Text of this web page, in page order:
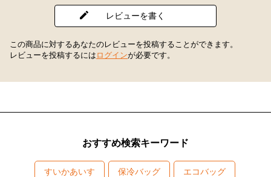
レビューを書く
この商品に対するあなたのレビューを投稿することができます。
レビューを投稿するには ログインが必要です。
おすすめ検索キーワード
すいかあいす 保冷バッグ エコバッグ